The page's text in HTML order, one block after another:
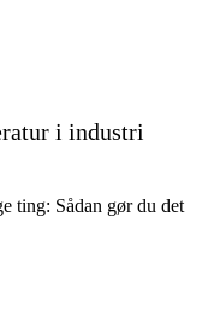
i industri